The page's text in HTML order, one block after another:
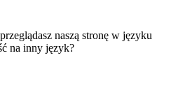
naszą stronę w języku
na inny język?